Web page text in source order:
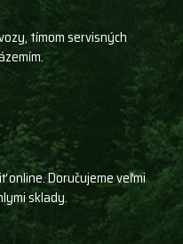
tímom servisných
Doručujeme veľmi
sklady.